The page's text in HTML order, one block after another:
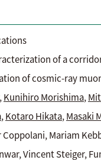
of a
of cosmic-ray
Kunihiro Morishima,
, Kotaro Hikata, Masaki
Mariam
Vincent Steiger,